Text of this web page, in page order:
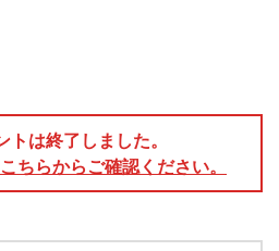
は終了しました。
ちらからご確認ください。